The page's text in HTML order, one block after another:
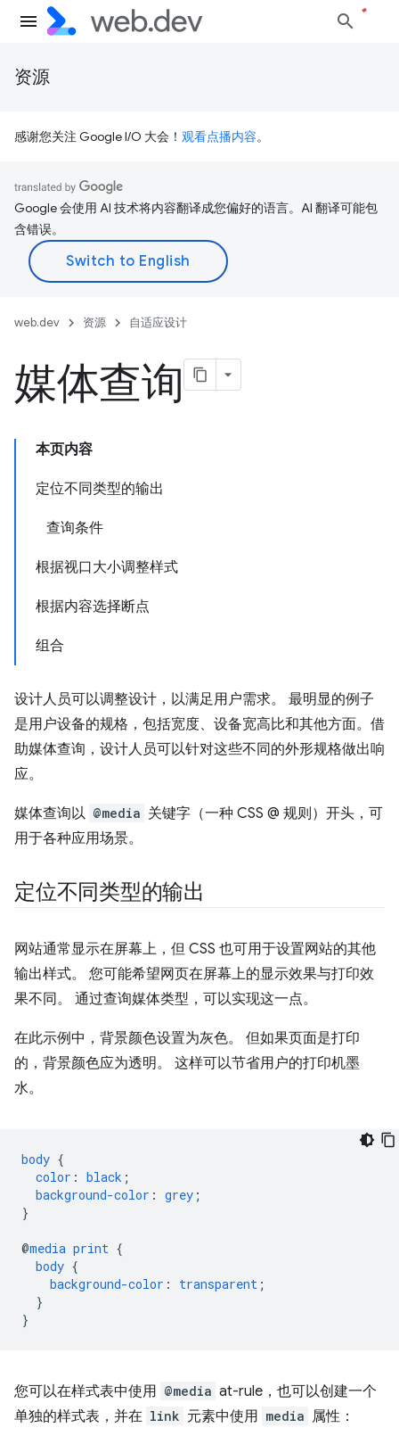
资源
感谢您关注 Google I/O 大会！ 观看点播内容。
Google 会使用 AI 技术将内容翻译成您偏好的语言。AI 翻译可能包
含错误。
web.dev 资源 自适应设计
媒体查询
本页内容
定位不同类型的输出
查询条件
根据视口大小调整样式
根据内容选择断点
组合
设计人员可以调整设计，以满足用户需求。 最明显的例子
是用户设备的规格，包括宽度、设备宽高比和其他方面。借
助媒体查询，设计人员可以针对这些不同的外形规格做出响
应。
媒体查询以 @media 关键字（一种 CSS @ 规则）开头，可
用于各种应用场景。
定位不同类型的输出
网站通常显示在屏幕上，但 CSS 也可用于设置网站的其他
输出样式。 您可能希望网页在屏幕上的显示效果与打印效
果不同。 通过查询媒体类型，可以实现这一点。
在此示例中，背景颜色设置为灰色。 但如果页面是打印
的，背景颜色应为透明。 这样可以节省用户的打印机墨
水。
body {
color : black ;
background-color : grey ;
}
@media print {
body {
background-color : transparent ;
}
}
您可以在样式表中使用 @media at-rule，也可以创建一个
单独的样式表，并在 link 元素中使用 media 属性：